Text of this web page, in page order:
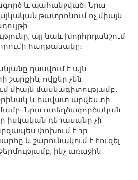
և պահանջված։ Նրա
թատրոնում ոչ միայն
այլ նաև խորհրդանշում
հաղթանակը։
դասվում է այն
ովքեր չեն
միայն մասնագիտությամբ․
և հավատ արվեստի
Նրա ստեղծագործական
իսկական դերասանը չի
փոխում է իր
և շարունակում է հուզել
ինչ առաջին